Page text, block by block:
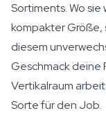
Sortiments. Wo sie
kompakter Größe,
diesem
Geschmack deine
Vertikalraum
Sorte für den Job.